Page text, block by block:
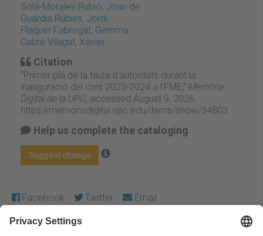
Solà-Morales Rubió, Joan de
Guàrdia Rubies, Jordi
Flaquer Fabregat, Gemma
Cabré Vilagut, Xavier
Citation
“Primer pla de la taula d'autoritats durant la
inauguració del curs 2023-2024 a l'FME,” Memòria
Digital de la UPC, accessed August 9, 2026,
https://memoriadigital.upc.edu/items/show/34803
Help us complete the cataloging
Suggest change
Facebook Twitter Email